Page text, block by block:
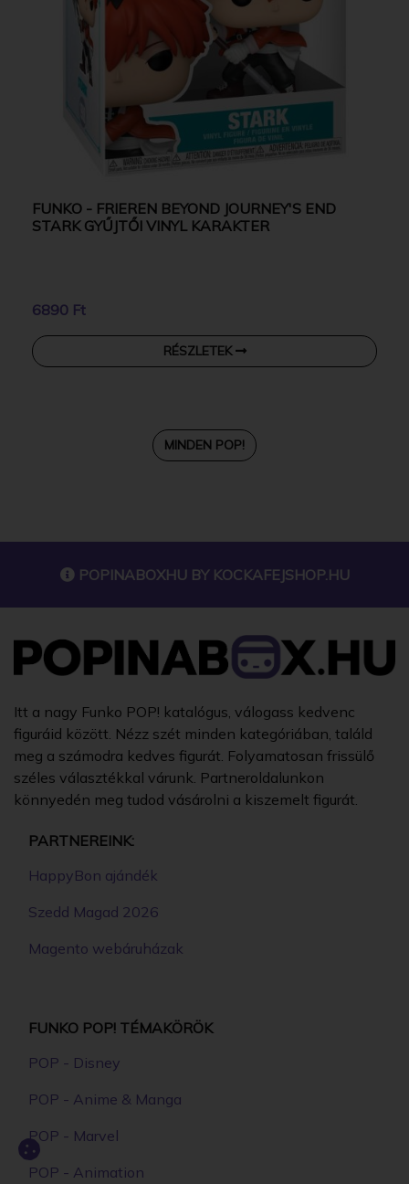
FUNKO - FRIEREN BEYOND JOURNEY'S END
STARK GYŰJTŐI VINYL KARAKTER
6890 Ft
RÉSZLETEK
MINDEN POP!
POPINABOXHU BY KOCKAFEJSHOP.HU
Itt a nagy Funko POP! katalógus, válogass kedvenc
figuráid között. Nézz szét minden kategóriában, találd
meg a számodra kedves figurát. Folyamatosan frissülő
széles választékkal várunk. Partneroldalunkon
könnyedén meg tudod vásárolni a kiszemelt figurát.
PARTNEREINK:
HappyBon ajándék
Szedd Magad 2026
Magento webáruházak
FUNKO POP! TÉMAKÖRÖK
POP - Disney
POP - Anime & Manga
POP - Marvel
POP - Animation